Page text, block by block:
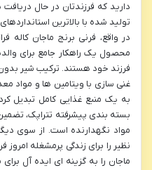
دارید که فرزندتان در حال
تولید شده با بالاترین
در واقع، فرنی برنج ماجان کاله
محصول یک راهکار جامع برای
فرزند خود هستند. ترکیب شیر بدون
بسته بندی پیشرفته تتراپک،
مواد نگهدارنده است. از سوی
نظیر را برای زندگی پرمشغله
ماجان را به گزینه ای ایده آل